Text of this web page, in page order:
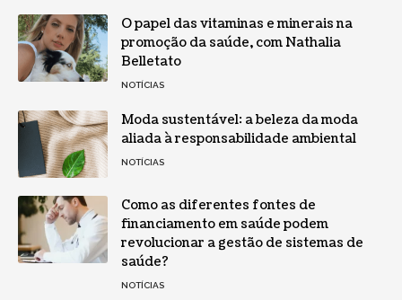
O papel das vitaminas e minerais na
promoção da saúde, com Nathalia
Belletato
NOTÍCIAS
Moda sustentável: a beleza da moda
aliada à responsabilidade ambiental
NOTÍCIAS
Como as diferentes fontes de
financiamento em saúde podem
revolucionar a gestão de sistemas de
saúde?
NOTÍCIAS